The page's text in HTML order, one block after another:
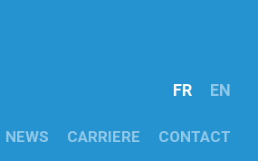
FR EN
NEWS CARRIERE CONTACT